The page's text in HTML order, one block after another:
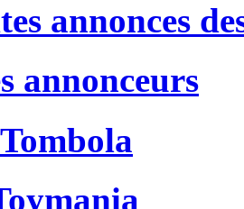
annonces
annonceurs